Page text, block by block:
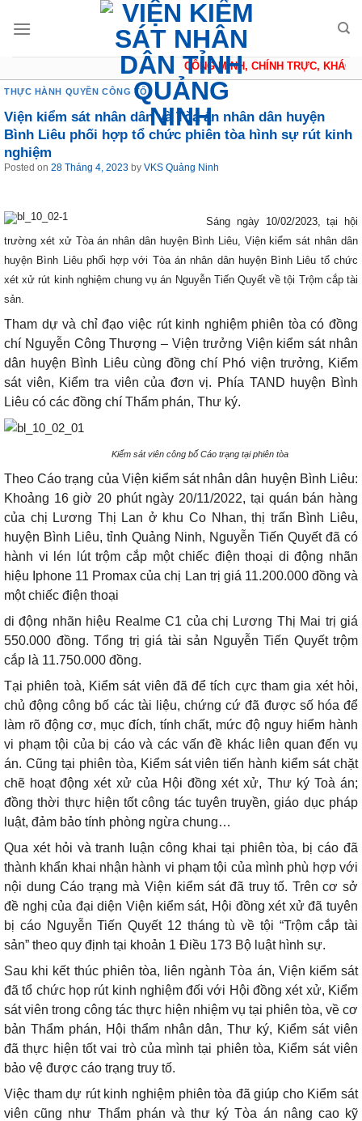
CÔNG MINH, CHÍNH TRỰC, KHÁCH
THỰC HÀNH QUYỀN CÔNG TỐ
Viện kiểm sát nhân dân và Tòa án nhân dân huyện
Bình Liêu phối hợp tổ chức phiên tòa hình sự rút kinh
nghiệm
Posted on 28 Tháng 4, 2023 by VKS Quảng Ninh
Sáng ngày 10/02/2023, tại hội
trường xét xử Tòa án nhân dân huyện Bình Liêu, Viện kiểm sát nhân dân
huyện Bình Liêu phối hợp với Tòa án nhân dân huyện Bình Liêu tổ chức
xét xử rút kinh nghiệm chung vụ án Nguyễn Tiến Quyết về tội Trộm cắp tài
sản.
Tham dự và chỉ đạo việc rút kinh nghiệm phiên tòa có đồng
chí Nguyễn Công Thượng – Viện trưởng Viện kiểm sát nhân
dân huyện Bình Liêu cùng đồng chí Phó viện trưởng, Kiểm
sát viên, Kiểm tra viên của đơn vị. Phía TAND huyện Bình
Liêu có các đồng chí Thẩm phán, Thư ký.
Kiểm sát viên công bố Cáo trạng tại phiên tòa
Theo Cáo trạng của Viện kiểm sát nhân dân huyện Bình Liêu:
Khoảng 16 giờ 20 phút ngày 20/11/2022, tại quán bán hàng
của chị Lương Thị Lan ở khu Co Nhan, thị trấn Bình Liêu,
huyện Bình Liêu, tỉnh Quảng Ninh, Nguyễn Tiến Quyết đã có
hành vi lén lút trộm cắp một chiếc điện thoại di động nhãn
hiệu Iphone 11 Promax của chị Lan trị giá 11.200.000 đồng và
một chiếc điện thoại
di động nhãn hiệu Realme C1 của chị Lương Thị Mai trị giá
550.000 đồng. Tổng trị giá tài sản Nguyễn Tiến Quyết trộm
cắp là 11.750.000 đồng.
Tại phiên toà, Kiểm sát viên đã để tích cực tham gia xét hỏi,
chủ động công bố các tài liệu, chứng cứ đã được số hóa để
làm rõ động cơ, mục đích, tính chất, mức độ nguy hiểm hành
vi phạm tội của bị cáo và các vấn đề khác liên quan đến vụ
án. Cũng tại phiên tòa, Kiểm sát viên tiến hành kiểm sát chặt
chẽ hoạt động xét xử của Hội đồng xét xử, Thư ký Toà án;
đồng thời thực hiện tốt công tác tuyên truyền, giáo dục pháp
luật, đảm bảo tính phòng ngừa chung…
Qua xét hỏi và tranh luận công khai tại phiên tòa, bị cáo đã
thành khẩn khai nhận hành vi phạm tội của mình phù hợp với
nội dung Cáo trạng mà Viện kiểm sát đã truy tố. Trên cơ sở
đề nghị của đại diện Viện kiểm sát, Hội đồng xét xử đã tuyên
bị cáo Nguyễn Tiến Quyết 12 tháng tù về tội “Trộm cắp tài
sản” theo quy định tại khoản 1 Điều 173 Bộ luật hình sự.
Sau khi kết thúc phiên tòa, liên ngành Tòa án, Viện kiểm sát
đã tổ chức họp rút kinh nghiệm đối với Hội đồng xét xử, Kiểm
sát viên trong công tác thực hiện nhiệm vụ tại phiên tòa, về cơ
bản Thẩm phán, Hội thẩm nhân dân, Thư ký, Kiểm sát viên
đã thực hiện tốt vai trò của mình tại phiên tòa, Kiểm sát viên
bảo vệ được cáo trạng truy tố.
Việc tham dự rút kinh nghiệm phiên tòa đã giúp cho Kiểm sát
viên cũng như Thẩm phán và thư ký Tòa án nâng cao kỹ